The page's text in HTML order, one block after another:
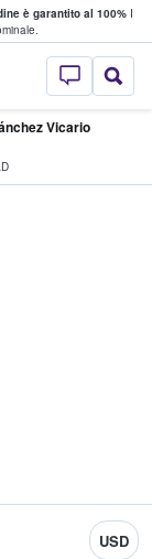
è garantito al 100%I
- Dove
Vicario
USD